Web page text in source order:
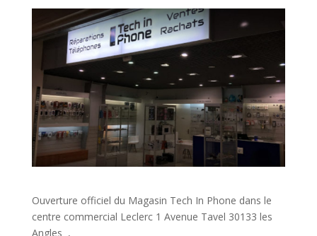
Ouverture officiel du Magasin Tech In Phone dans le
centre commercial Leclerc 1 Avenue Tavel 30133 les
Angles ,